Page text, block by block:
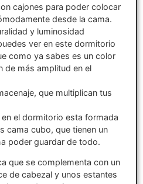
cajones para poder colocar
desde la cama.
y luminosidad
ver en este dormitorio
como ya sabes es un color
de más amplitud en el
que multiplican tus
el dormitorio esta formada
cama cubo, que tienen un
poder guardar de todo.
que se complementa con un
de cabezal y unos estantes